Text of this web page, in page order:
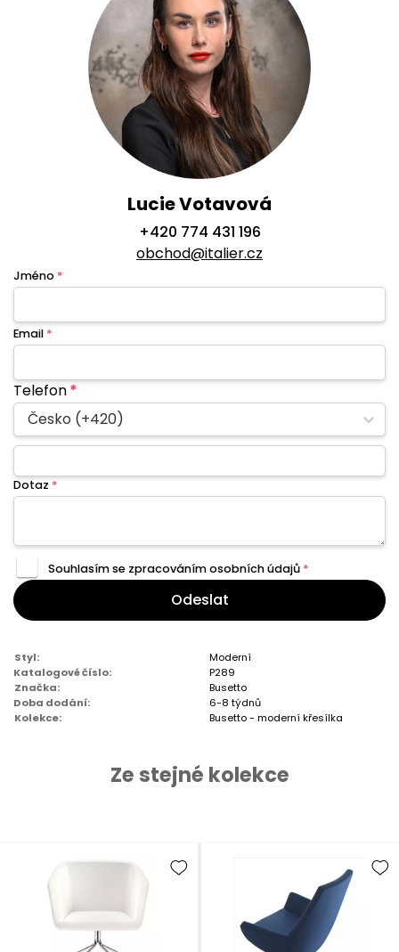
Lucie Votavová
+420 774 431 196
obchod@italier.cz
Jméno *
Email *
Telefon*
Česko (+420)
Dotaz *
Souhlasím se zpracovánímosobních údajů *
Odeslat
Styl:
Moderní
Katalogové číslo:
P289
Značka:
Busetto
Doba dodání:
6-8 týdnů
Kolekce:
Busetto - moderní křesílka
Ze stejné kolekce